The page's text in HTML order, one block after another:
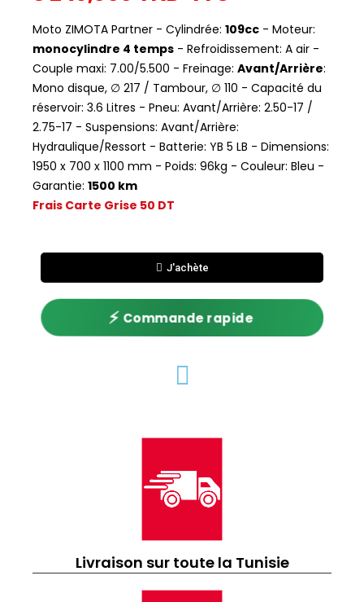
Moto ZIMOTA Partner - Cylindrée: 109cc - Moteur:
monocylindre 4 temps - Refroidissement: A air -
Couple maxi: 7.00/5.500 - Freinage: Avant/Arrière:
Mono disque, ∅ 217 / Tambour, ∅ 110 - Capacité du
réservoir: 3.6 Litres - Pneu: Avant/Arrière: 2.50-17 /
2.75-17 - Suspensions: Avant/Arrière:
Hydraulique/Ressort - Batterie: YB 5 LB - Dimensions:
1950 x 700 x 1100 mm - Poids: 96kg - Couleur: Bleu -
Garantie: 1500 km
Frais Carte Grise 50 DT
J'achète
⚡ Commande rapide
Livraison sur toute la Tunisie